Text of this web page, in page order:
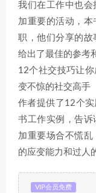
我们在工作中也会
加重要的活动，
职，他们分享的故
给出了最佳的参考
12个社交技巧让
变不惊的社交高手
作者提供了12个
书工作实例，告诉
加重要场合不慌
的应变能力和过人
VIP会员免费